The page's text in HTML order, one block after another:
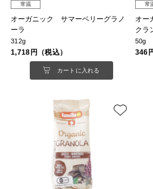
常温
オーガニック サマーベリーグラノ
ーラ
312g
1,718円（税込）
カートに入れる
常
オー
クラ
50g
346